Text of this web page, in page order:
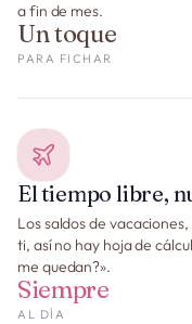
a fin de mes.
Un toque
PARA FICHAR
El tiempo libre,
Los saldos de
ti, así no hay hoja de
me quedan?».
Siempre
AL DÍA